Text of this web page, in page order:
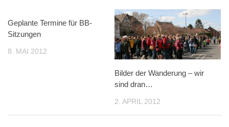
Geplante Termine für BB-
Sitzungen
8. MAI 2012
Bilder der Wanderung – wir
sind dran…
2. APRIL 2012